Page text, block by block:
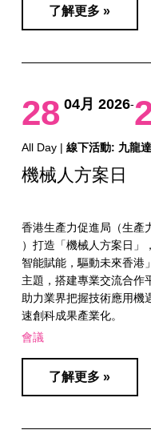
了解更多 »
28 04月 2026-
All Day | 線下活動: 九龍
機械人方案日
香港生產力促進局（生產
）打造「機械人方案日」
智能賦能，驅動未來香港
主題，搭建專業交流合作
助力業界把握技術應用機
速創科成果產業化。
會議
了解更多 »